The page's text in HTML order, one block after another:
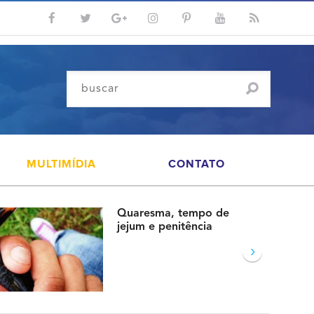
MULTIMÍDIA CONTATO
Quaresma, tempo de
jejum e penitência
›